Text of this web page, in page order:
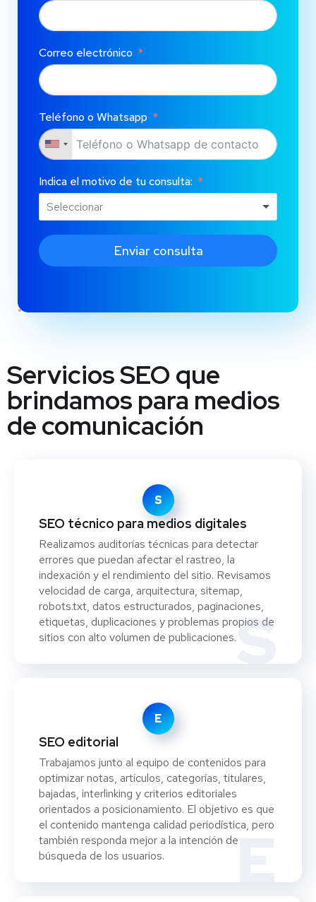
Correo electrónico
Teléfono o Whatsapp
Indica el motivo de tu consulta:
Enviar consulta
Servicios SEO que
brindamos para medios
de comunicación
S
S
SEO técnico para medios digitales
Realizamos auditorías técnicas para detectar
errores que puedan afectar el rastreo, la
indexación y el rendimiento del sitio. Revisamos
velocidad de carga, arquitectura, sitemap,
robots.txt, datos estructurados, paginaciones,
etiquetas, duplicaciones y problemas propios de
sitios con alto volumen de publicaciones.
E
E
SEO editorial
Trabajamos junto al equipo de contenidos para
optimizar notas, artículos, categorías, titulares,
bajadas, interlinking y criterios editoriales
orientados a posicionamiento. El objetivo es que
el contenido mantenga calidad periodística, pero
también responda mejor a la intención de
búsqueda de los usuarios.